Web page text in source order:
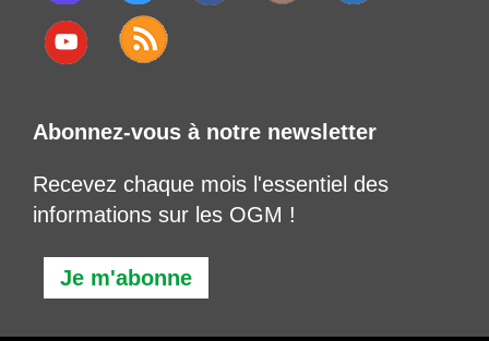
Abonnez-vous à notre newsletter
Recevez chaque mois l'essentiel des
informations sur les OGM !
Je m'abonne